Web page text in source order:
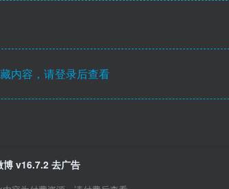
内容，请登录后查看
博 v16.7.2 去广告